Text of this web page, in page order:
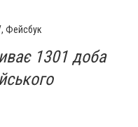
Фейсбук
1301 доба